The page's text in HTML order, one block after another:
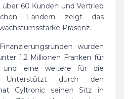
60 Kunden und Vertrieb
Ländern zeigt das
Präsenz.
wurden
1,2 Millionen Franken für
und eine weitere für die
Unterstützt durch den
Cyltronic seinen Sitz in